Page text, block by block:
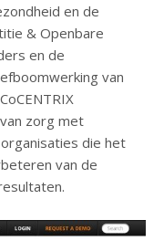
en de
& Openbare
en de
van
zorg met
die het
van de